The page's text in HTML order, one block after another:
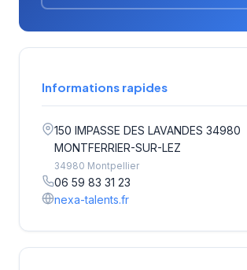
Informations rapides
150 IMPASSE DES LAVANDES 34980
MONTFERRIER-SUR-LEZ
34980 Montpellier
06 59 83 31 23
nexa-talents.fr